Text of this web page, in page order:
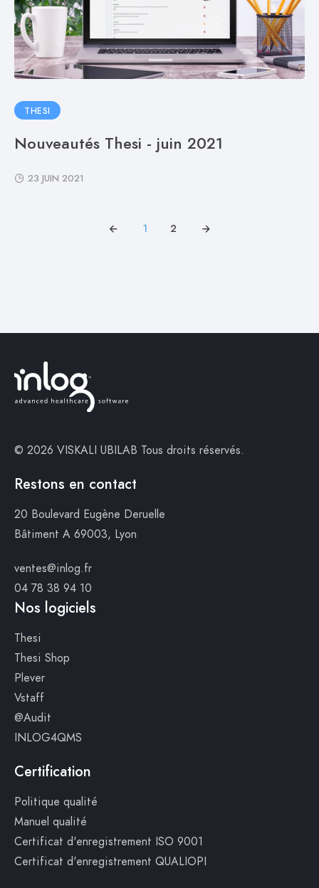
THESI
Nouveautés Thesi - juin 2021
23 JUIN 2021
1 2
© 2026 VISKALI UBILAB Tous droits réservés.
Restons en contact
20 Boulevard Eugène Deruelle
Bâtiment A 69003, Lyon
ventes@inlog.fr
04 78 38 94 10
Nos logiciels
Thesi
Thesi Shop
Plever
Vstaff
@Audit
INLOG4QMS
Certification
Politique qualité
Manuel qualité
Certificat d'enregistrement ISO 9001
Certificat d'enregistrement QUALIOPI